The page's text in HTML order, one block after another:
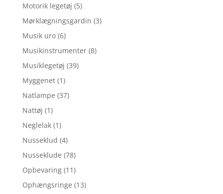
Motorik legetøj (5)
Mørklægningsgardin (3)
Musik uro (6)
Musikinstrumenter (8)
Musiklegetøj (39)
Myggenet (1)
Natlampe (37)
Nattøj (1)
Neglelak (1)
Nusseklud (4)
Nusseklude (78)
Opbevaring (11)
Ophængsringe (13)